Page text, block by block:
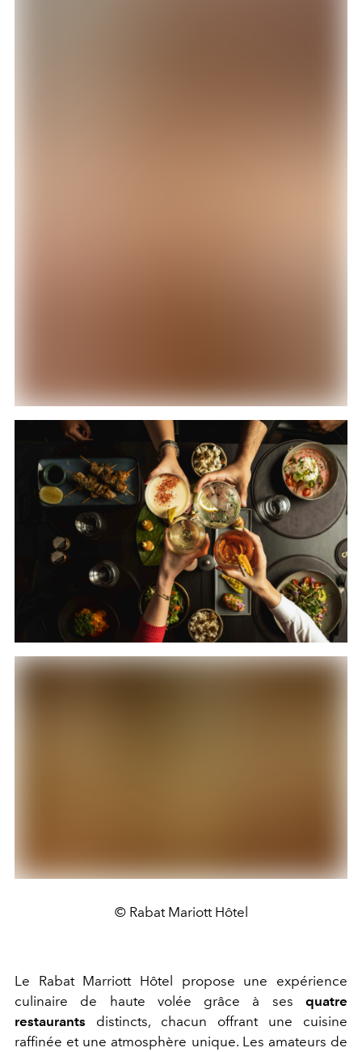
© Rabat Mariott Hôtel
Le Rabat Marriott Hôtel propose une expérience
culinaire de haute volée grâce à ses quatre
restaurants distincts, chacun offrant une cuisine
raffinée et une atmosphère unique. Les amateurs de